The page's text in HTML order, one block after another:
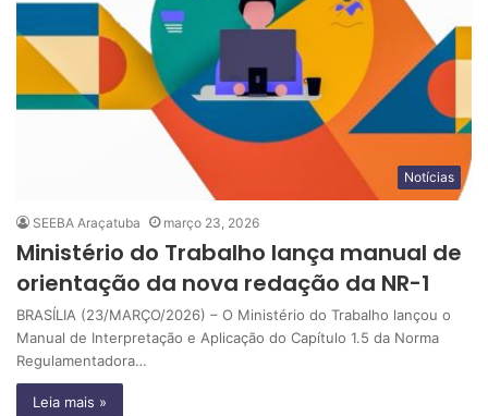
Notícias
SEEBA Araçatuba março 23, 2026
Ministério do Trabalho lança manual de
orientação da nova redação da NR-1
BRASÍLIA (23/MARÇO/2026) – O Ministério do Trabalho lançou o
Manual de Interpretação e Aplicação do Capítulo 1.5 da Norma
Regulamentadora…
Leia mais »